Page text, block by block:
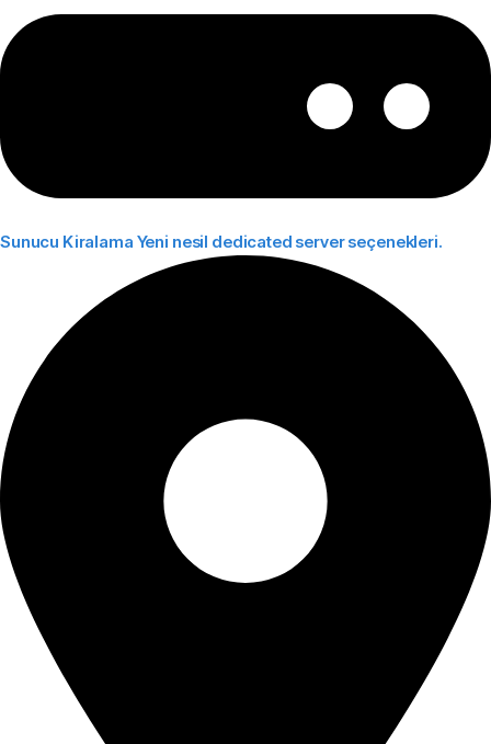
Sunucu Kiralama Yeni nesil dedicated server seçenekleri.